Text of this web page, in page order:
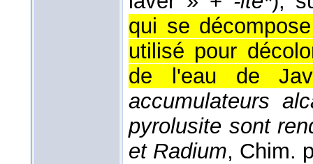
qui se
utilisé pour
de l'eau de
accumulateurs
pyrolusite sont
et Radium, Chim.